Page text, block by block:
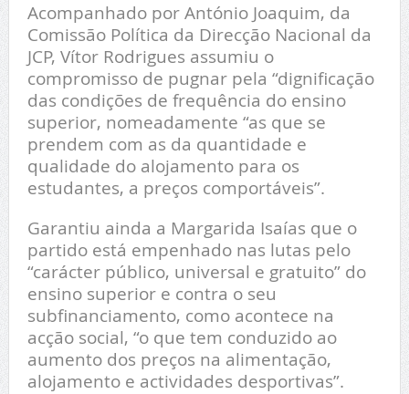
Acompanhado por António Joaquim, da
Comissão Política da Direcção Nacional da
JCP, Vítor Rodrigues assumiu o
compromisso de pugnar pela “dignificação
das condições de frequência do ensino
superior, nomeadamente “as que se
prendem com as da quantidade e
qualidade do alojamento para os
estudantes, a preços comportáveis”.
Garantiu ainda a Margarida Isaías que o
partido está empenhado nas lutas pelo
“carácter público, universal e gratuito” do
ensino superior e contra o seu
subfinanciamento, como acontece na
acção social, “o que tem conduzido ao
aumento dos preços na alimentação,
alojamento e actividades desportivas”.